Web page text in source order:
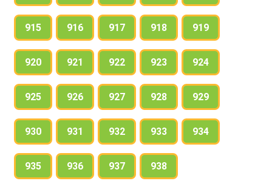
915 916 917 918 919
920 921 922 923 924
925 926 927 928 929
930 931 932 933 934
935 936 937 938